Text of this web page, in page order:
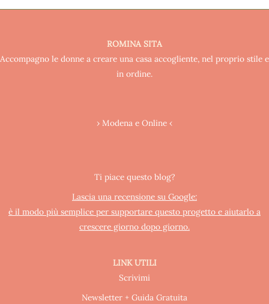
ROMINA SITA
Accompagno le donne a creare una casa accogliente, nel proprio stile e
in ordine.
› Modena e Online ‹
Ti piace questo blog?
Lascia una recensione su Google:
è il modo più semplice per supportare questo progetto e aiutarlo a
crescere giorno dopo giorno.
LINK UTILI
Scrivimi
Newsletter + Guida Gratuita